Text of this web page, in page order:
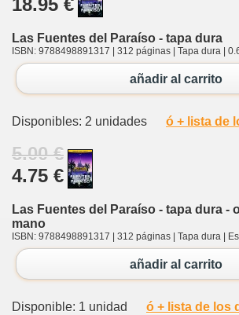
18.95 €
Las Fuentes del Paraíso - tapa dura
ISBN: 9788498891317 | 312 páginas | Tapa dura |
añadir al carrito
Disponibles: 2 unidades ó + lista de
5.00 €
4.75 €
Las Fuentes del Paraíso - tapa dura -
mano
ISBN: 9788498891317 | 312 páginas | Tapa dura |
añadir al carrito
Disponible: 1 unidad ó + lista de los